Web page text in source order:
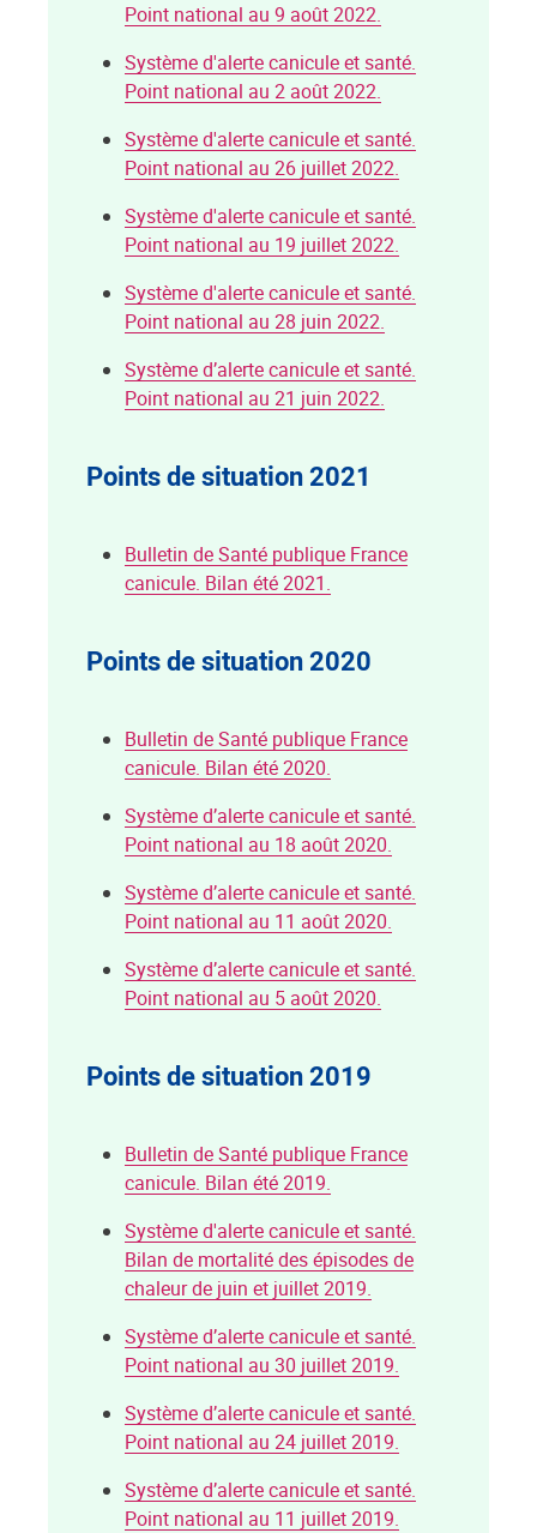
Point national au 9 août 2022.
Système d'alerte canicule et santé.
Point national au 2 août 2022.
Système d'alerte canicule et santé.
Point national au 26 juillet 2022.
Système d'alerte canicule et santé.
Point national au 19 juillet 2022.
Système d'alerte canicule et santé.
Point national au 28 juin 2022.
Système d’alerte canicule et santé.
Point national au 21 juin 2022.
Points de situation 2021
Bulletin de Santé publique France
canicule. Bilan été 2021.
Points de situation 2020
Bulletin de Santé publique France
canicule. Bilan été 2020.
Système d’alerte canicule et santé.
Point national au 18 août 2020.
Système d’alerte canicule et santé.
Point national au 11 août 2020.
Système d’alerte canicule et santé.
Point national au 5 août 2020.
Points de situation 2019
Bulletin de Santé publique France
canicule. Bilan été 2019.
Système d'alerte canicule et santé.
Bilan de mortalité des épisodes de
chaleur de juin et juillet 2019.
Système d’alerte canicule et santé.
Point national au 30 juillet 2019.
Système d’alerte canicule et santé.
Point national au 24 juillet 2019.
Système d’alerte canicule et santé.
Point national au 11 juillet 2019.